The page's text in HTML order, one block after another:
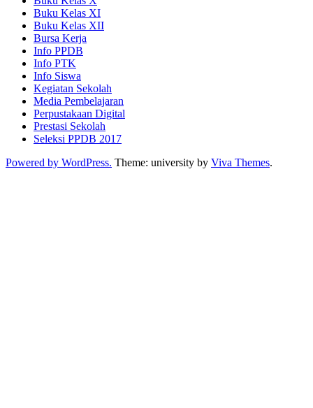
Buku Kelas XI
Buku Kelas XII
Bursa Kerja
Info PPDB
Info PTK
Info Siswa
Kegiatan Sekolah
Media Pembelajaran
Perpustakaan Digital
Prestasi Sekolah
Seleksi PPDB 2017
Powered by WordPress. Theme: university by Viva Themes.